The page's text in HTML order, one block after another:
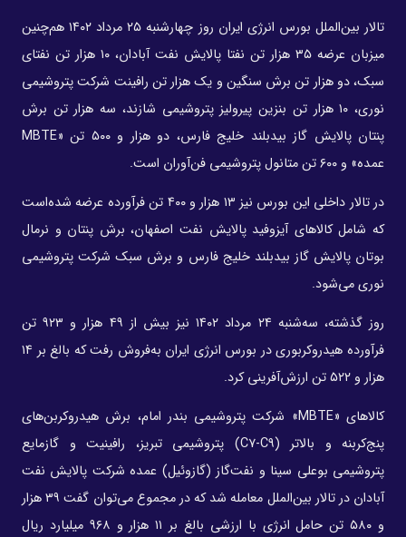
تالار بین‌الملل بورس انرژی ایران روز چهارشنبه ۲۵ مرداد ۱۴۰۲ هم‌چنین
میزبان عرضه ۳۵ هزار تن نفتا پالایش نفت آبادان، ۱۰ هزار تن نفتای
سبک، دو هزار تن برش سنگین و یک هزار تن رافینت شرکت پتروشیمی
نوری، ۱۰ هزار تن بنزین پیرولیز پتروشیمی شازند، سه هزار تن برش
پنتان پالایش گاز بیدبلند خلیج فارس، دو هزار و ۵۰۰ تن «MBTE
عمده» و ۶۰۰ تن متانول پتروشیمی فن‌آوران است.
در تالار داخلی این بورس نیز ۱۳ هزار و ۴۰۰ تن فرآورده عرضه شده‌است
که شامل کالاهای آیزوفید پالایش نفت اصفهان، برش پنتان و نرمال
بوتان پالایش گاز بیدبلند خلیج فارس و برش سبک شرکت پتروشیمی
نوری می‌شود.
روز گذشته، سه‌شنبه ۲۴ مرداد ۱۴۰۲ نیز بیش از ۴۹ هزار و ۹۲۳ تن
فرآورده هیدروکربوری در بورس انرژی ایران به‌فروش رفت که بالغ بر ۱۴
هزار و ۵۲۲ تن ارزش‌آفرینی کرد.
کالاهای «MBTE» شرکت پتروشیمی بندر امام، برش هیدروکربن‌های
پنج‌کربنه و بالاتر (C۷-C۹) پتروشیمی تبریز، رافینیت و گازمایع
پتروشیمی بوعلی سینا و نفت‌گاز (گازوئیل) عمده شرکت پالایش نفت
آبادان در تالار بین‌الملل معامله شد که در مجموع می‌توان گفت ۳۹ هزار
و ۵۸۰ تن حامل انرژی با ارزشی بالغ بر ۱۱ هزار و ۹۶۸ میلیارد ریال